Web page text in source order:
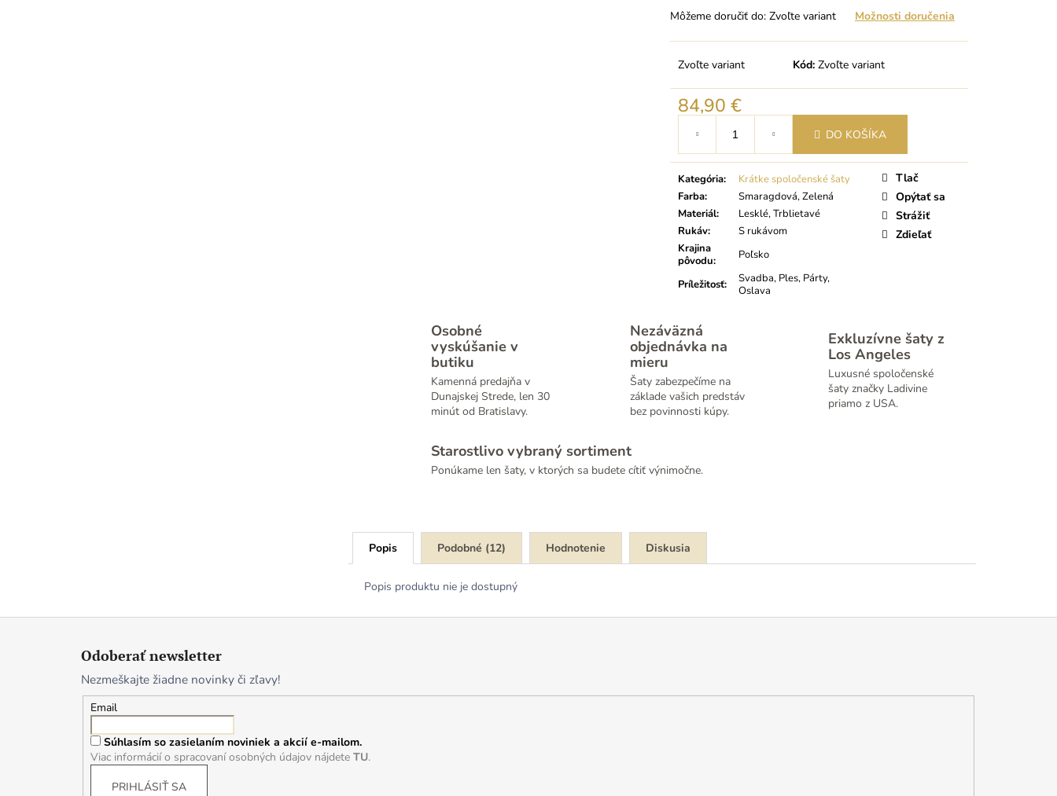
Môžeme doručiť do: Zvoľte variant Možnosti doručenia
Zvoľte variant Kód: Zvoľte variant
84,90 €
cena:
DO KOŠÍKA
Kategória:
Krátke spoločenské šaty
Farba:
Smaragdová, Zelená
Materiál:
Lesklé, Trblietavé
Rukáv:
S rukávom
Krajina
pôvodu: Poľsko
Príležitosť:
Svadba, Ples, Párty,
Oslava
Tlač
Opýtať sa
Strážiť
Zdieľať
Osobné
vyskúšanie v
butiku
Kamenná predajňa v
Dunajskej Strede, len 30
minút od Bratislavy.
Nezáväzná
objednávka na
mieru
Šaty zabezpečíme na
základe vašich predstáv
bez povinnosti kúpy.
Exkluzívne šaty z
Los Angeles
Luxusné spoločenské
šaty značky Ladivine
priamo z USA.
Starostlivo vybraný sortiment
Ponúkame len šaty, v ktorých sa budete cítiť výnimočne.
Popis Podobné (12) Hodnotenie Diskusia
Popis produktu nie je dostupný
Odoberať newsletter
Nezmeškajte žiadne novinky či zľavy!
Email
Súhlasím so zasielaním noviniek a akcií e-mailom.
Viac informácií o spracovaní osobných údajov nájdete TU.
PRIHLÁSIŤ SA